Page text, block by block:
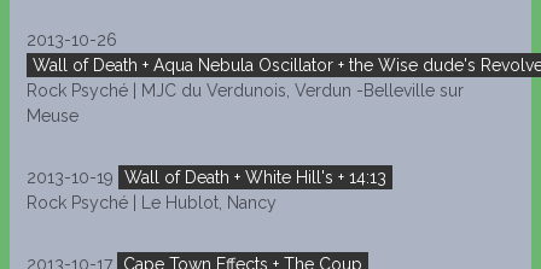
2013-10-26
Wall of Death + Aqua Nebula Oscillator + the Wise dude's
Rock Psyché | MJC du Verdunois, Verdun -Belleville sur
Meuse
2013-10-19
Wall of Death + White Hill's + 14:13
Rock Psyché | Le Hublot, Nancy
2013-10-17 Cape Town Effects + The Coup